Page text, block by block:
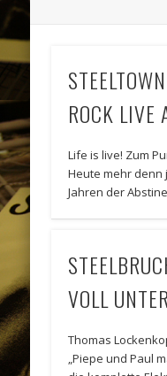
ROCK LIVE
Life is live! Zum
Heute mehr denn
Jahren der
VOLL
Thomas
„Piepe und Paul